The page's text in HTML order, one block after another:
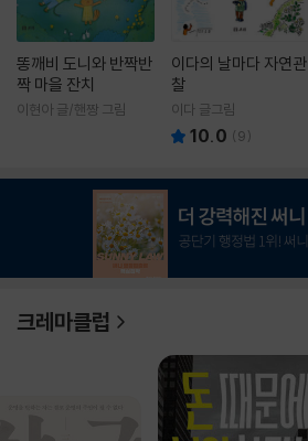
똥깨비 도니와 반짝반
짝 마을 잔치
이현아 글/핸짱 그림
이다의 날마다 자연관
찰
이다 글그림
10.0 (9)
크레마클럽